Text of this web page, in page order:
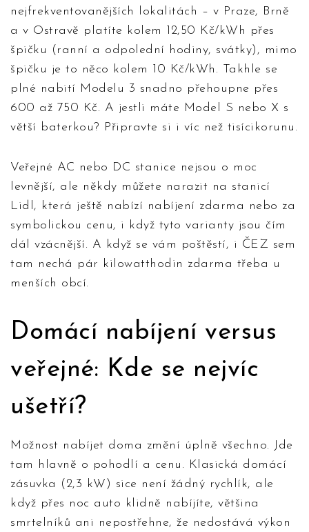
nejfrekventovanějších lokalitách – v Praze, Brně
a v Ostravě platíte kolem 12,50 Kč/kWh přes
špičku (ranní a odpolední hodiny, svátky), mimo
špičku je to něco kolem 10 Kč/kWh. Takhle se
plné nabití Modelu 3 snadno přehoupne přes
600 až 750 Kč. A jestli máte Model S nebo X s
větší baterkou? Připravte si i víc než tisícikorunu.
Veřejné AC nebo DC stanice nejsou o moc
levnější, ale někdy můžete narazit na stanicí
Lidl, která ještě nabízí nabíjení zdarma nebo za
symbolickou cenu, i když tyto varianty jsou čím
dál vzácnější. A když se vám poštěstí, i ČEZ sem
tam nechá pár kilowatthodin zdarma třeba u
menších obcí.
Domácí nabíjení versus
veřejné: Kde se nejvíc
ušetří?
Možnost nabíjet doma změní úplně všechno. Jde
tam hlavně o pohodlí a cenu. Klasická domácí
zásuvka (2,3 kW) sice není žádný rychlík, ale
když přes noc auto klidně nabíjíte, většina
smrtelníků ani nepostřehne, že nedostává výkon